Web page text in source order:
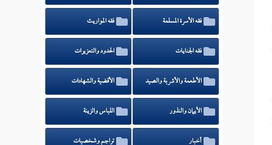
فقه الأسرة المسلمة فقه المواريث
فقه الجنايات الحدود والتعزيرات
الأطعمة والأشربة والصيد الأقضية والشهادات
الأيمان والنذور اللباس والزينة
أخبار تراجم وشخصيات